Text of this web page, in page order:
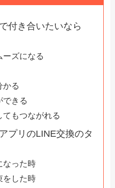
付き合いたいなら
ーズになる
かる
できる
てもつながれる
プリのLINE交換のタ
なった時
をした時